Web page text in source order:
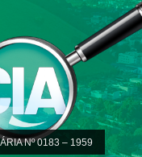
Nº 0183 – 1959